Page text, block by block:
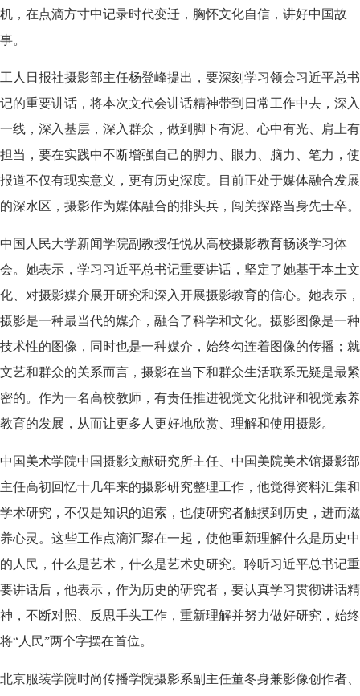
机，在点滴方寸中记录时代变迁，胸怀文化自信，讲好中国故
事。
工人日报社摄影部主任杨登峰提出，要深刻学习领会习近平总书
记的重要讲话，将本次文代会讲话精神带到日常工作中去，深入
一线，深入基层，深入群众，做到脚下有泥、心中有光、肩上有
担当，要在实践中不断增强自己的脚力、眼力、脑力、笔力，使
报道不仅有现实意义，更有历史深度。目前正处于媒体融合发展
的深水区，摄影作为媒体融合的排头兵，闯关探路当身先士卒。
中国人民大学新闻学院副教授任悦从高校摄影教育畅谈学习体
会。她表示，学习习近平总书记重要讲话，坚定了她基于本土文
化、对摄影媒介展开研究和深入开展摄影教育的信心。她表示，
摄影是一种最当代的媒介，融合了科学和文化。摄影图像是一种
技术性的图像，同时也是一种媒介，始终勾连着图像的传播；就
文艺和群众的关系而言，摄影在当下和群众生活联系无疑是最紧
密的。作为一名高校教师，有责任推进视觉文化批评和视觉素养
教育的发展，从而让更多人更好地欣赏、理解和使用摄影。
中国美术学院中国摄影文献研究所主任、中国美院美术馆摄影部
主任高初回忆十几年来的摄影研究整理工作，他觉得资料汇集和
学术研究，不仅是知识的追索，也使研究者触摸到历史，进而滋
养心灵。这些工作点滴汇聚在一起，使他重新理解什么是历史中
的人民，什么是艺术，什么是艺术史研究。聆听习近平总书记重
要讲话后，他表示，作为历史的研究者，要认真学习贯彻讲话精
神，不断对照、反思手头工作，重新理解并努力做好研究，始终
将“人民”两个字摆在首位。
北京服装学院时尚传播学院摄影系副主任董冬身兼影像创作者、